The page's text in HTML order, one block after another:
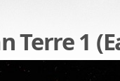
Terre 1